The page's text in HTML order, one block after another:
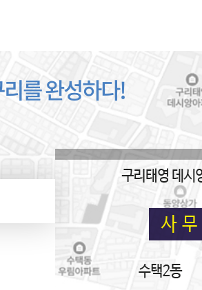
를 완성하다!